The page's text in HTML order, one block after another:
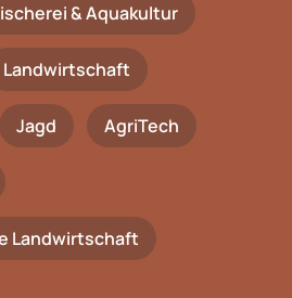
& Aquakultur
Landwirtschaft
Jagd AgriTech
Landwirtschaft